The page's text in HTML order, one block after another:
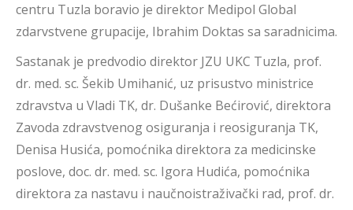
centru Tuzla boravio je direktor Medipol Global
zdarvstvene grupacije, Ibrahim Doktas sa saradnicima.
Sastanak je predvodio direktor JZU UKC Tuzla, prof.
dr. med. sc. Šekib Umihanić, uz prisustvo ministrice
zdravstva u Vladi TK, dr. Dušanke Bećirović, direktora
Zavoda zdravstvenog osiguranja i reosiguranja TK,
Denisa Husića, pomoćnika direktora za medicinske
poslove, doc. dr. med. sc. Igora Hudića, pomoćnika
direktora za nastavu i naučnoistraživački rad, prof. dr.